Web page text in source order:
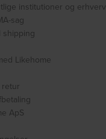
institutioner og erhverv
sag
shipping
Likehome
ApS